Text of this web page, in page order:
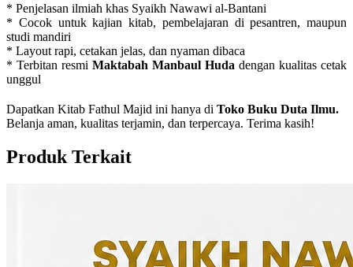
* Penjelasan ilmiah khas Syaikh Nawawi al-Bantani
* Cocok untuk kajian kitab, pembelajaran di pesantren, maupun
studi mandiri
* Layout rapi, cetakan jelas, dan nyaman dibaca
* Terbitan resmi Maktabah Manbaul Huda dengan kualitas cetak
unggul
Dapatkan Kitab Fathul Majid ini hanya di Toko Buku Duta Ilmu.
Belanja aman, kualitas terjamin, dan terpercaya. Terima kasih!
Produk Terkait